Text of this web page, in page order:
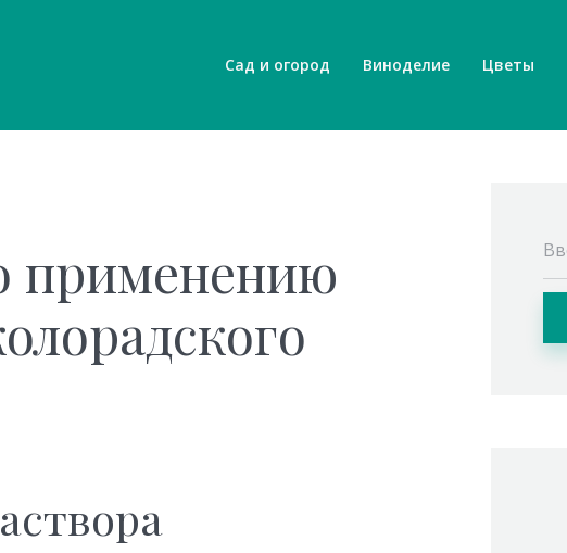
Сад и огород Виноделие Цветы
применению